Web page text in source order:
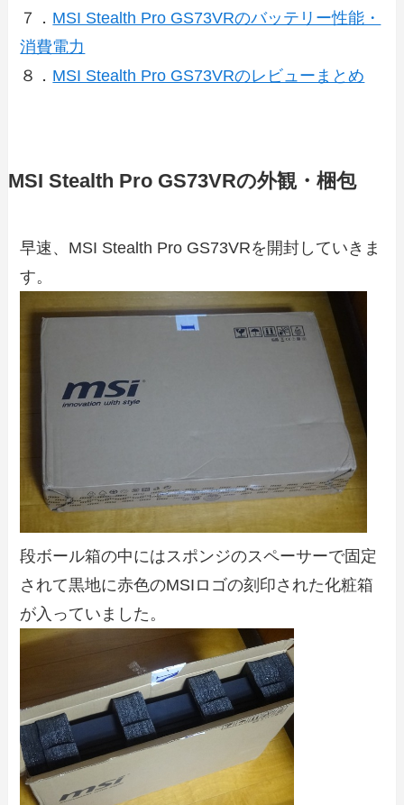
７． MSI Stealth Pro GS73VRのバッテリー性能・
消費電力
８ ． MSI Stealth Pro GS73VRのレビューまとめ
MSI Stealth Pro GS73VRの外観・梱包
早速、MSI Stealth Pro GS73VRを開封していきま
す。
段ボール箱の中にはスポンジのスペーサーで固定
されて黒地に赤色のMSIロゴの刻印された化粧箱
が入っていました。